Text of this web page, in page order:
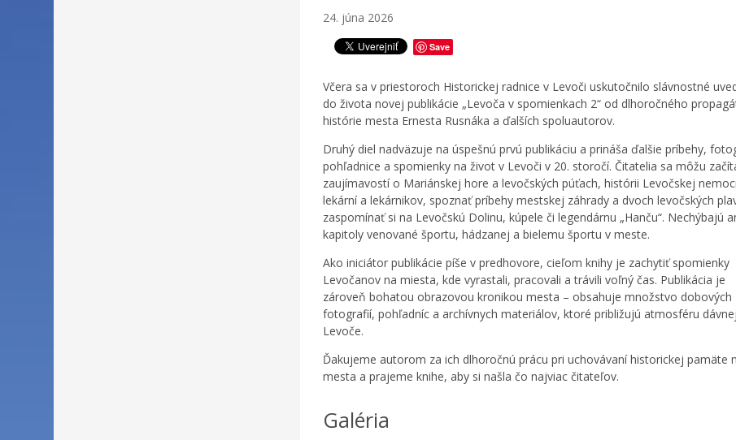
24. júna 2026
Save
Včera sa v priestoroch Historickej radnice v Levoči uskutočnilo slávnostné
do života novej publikácie „Levoča v spomienkach 2“ od dlhoročného
histórie mesta Ernesta Rusnáka a ďalších spoluautorov.
Druhý diel nadväzuje na úspešnú prvú publikáciu a prináša ďalšie príbehy,
pohľadnice a spomienky na život v Levoči v 20. storočí. Čitatelia sa môžu
zaujímavostí o Mariánskej hore a levočských púťach, histórii Levočskej
lekární a lekárnikov, spoznať príbehy mestskej záhrady a dvoch levočských
zaspomínať si na Levočskú Dolinu, kúpele či legendárnu „Hanču“. Nechýbajú
kapitoly venované športu, hádzanej a bielemu športu v meste.
Ako iniciátor publikácie píše v predhovore, cieľom knihy je zachytiť spomienky
Levočanov na miesta, kde vyrastali, pracovali a trávili voľný čas. Publikácia je
zároveň bohatou obrazovou kronikou mesta – obsahuje množstvo dobových
fotografií, pohľadníc a archívnych materiálov, ktoré približujú atmosféru dávnej
Levoče.
Ďakujeme autorom za ich dlhoročnú prácu pri uchovávaní historickej pamäte
mesta a prajeme knihe, aby si našla čo najviac čitateľov.
Galéria